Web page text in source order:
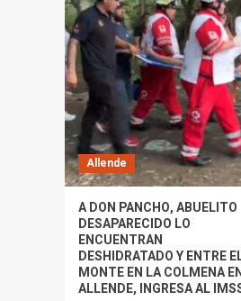
Allende
A DON PANCHO, ABUELITO
DESAPARECIDO LO
ENCUENTRAN
DESHIDRATADO Y ENTRE
MONTE EN LA COLMENA
ALLENDE, INGRESA AL